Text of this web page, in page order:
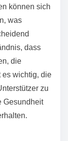
können sich
was
dass
die
es wichtig, die
zu
Gesundheit